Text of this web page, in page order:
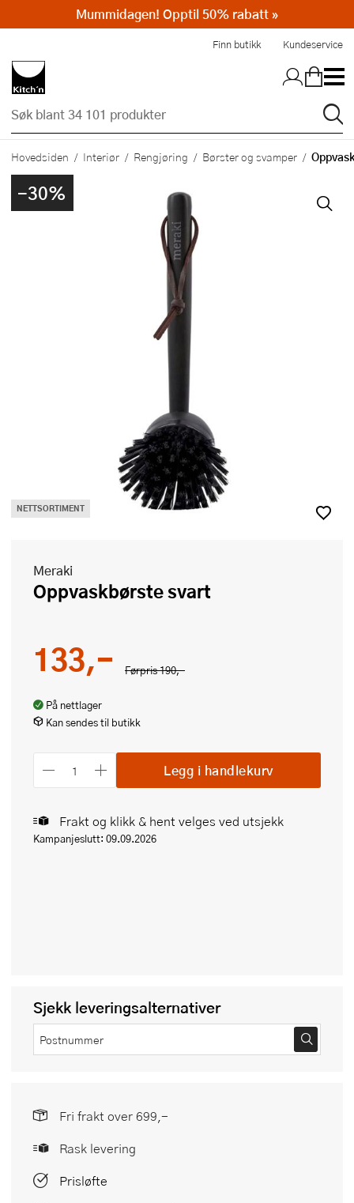
Finn butikk Kundeservice
Hovedsiden Interiør Rengjøring Børster og svamper
-30%
NETTSORTIMENT
Meraki
Oppvaskbørste svart
Førpris190,-
133,-
På nettlager
Kan sendes til butikk
Legg i handlekurv
Frakt og klikk & hent velges ved utsjekk
Kampanjeslutt: 09.09.2026
Sjekk leveringsalternativer
Fri frakt over 699,-
Rask levering
Prisløfte
Mummidagen! Opptil 50% rabatt »